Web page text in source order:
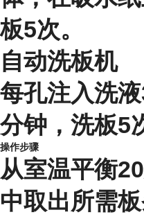
板5次。
自动洗板机
每孔注入洗
分钟，洗板5
操作步骤
从室温平衡
中取出所需